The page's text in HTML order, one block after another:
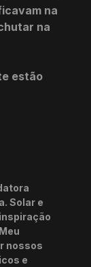
na
na
estão
Solar e
nossos
e